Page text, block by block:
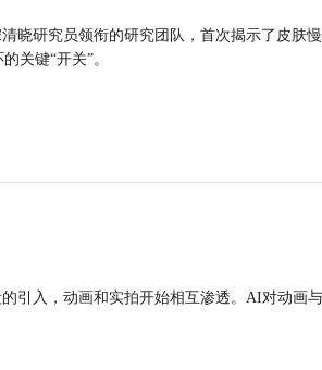
晓研究员领衔的研究团队，首次揭示了皮肤
关键“开关”。
引入，动画和实拍开始相互渗透。AI对动画